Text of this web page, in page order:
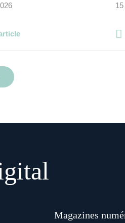
Magazines